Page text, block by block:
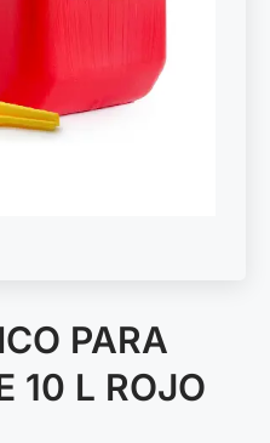
PARA
10 L ROJO